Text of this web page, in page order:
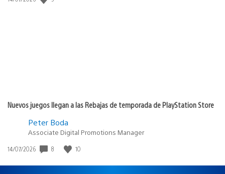
Nuevos juegos llegan a las Rebajas de temporada de PlayStation Store
Peter Boda
Associate Digital Promotions Manager
Fecha
publicación:
14/07/2026 8 10